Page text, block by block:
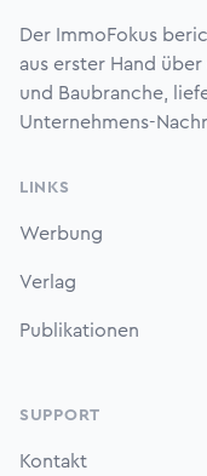
Der ImmoFokus
aus erster Hand
und Baubranche,
Unternehmens-
LINKS
Werbung
Verlag
Publikationen
SUPPORT
Kontakt